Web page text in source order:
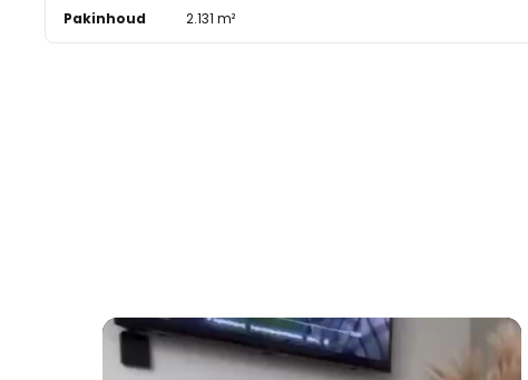
Pakinhoud 2.131 m²